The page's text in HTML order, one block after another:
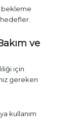
ve
için
gereken
kullanım